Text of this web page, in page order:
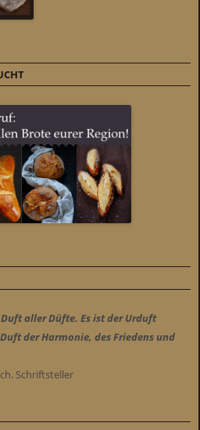
aller Düfte. Es ist der Urduft
der Harmonie, des Friedens und
Schriftsteller